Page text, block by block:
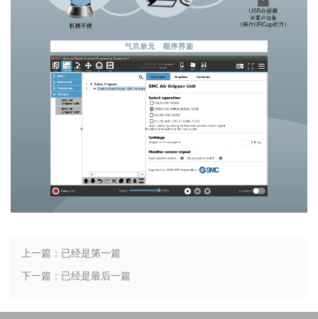
上一篇：已经是第一篇
下一篇：已经是最后一篇